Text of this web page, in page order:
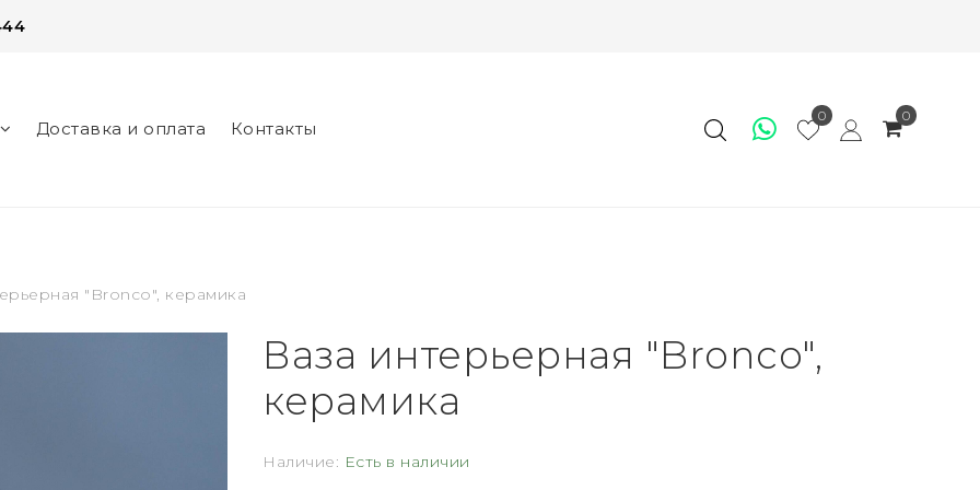
Доставка и оплата Контакты
0 0
"Bronco", керамика
Ваза интерьерная "Bronco",
керамика
Наличие: Есть в наличии